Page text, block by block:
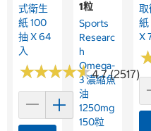
式衛生
紙 100
抽 X 64
入
★★★★★
★★★★★4.7 (2517)
1粒
Sports
Researc
H
Omega-
3 濃縮魚
油
1250mg
150粒
取
紙
X